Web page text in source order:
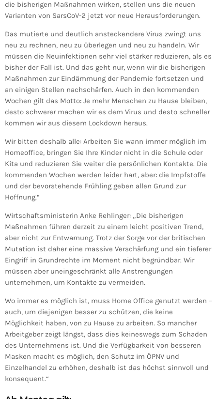
die bisherigen Maßnahmen wirken, stellen uns die neuen
Varianten von SarsCoV-2 jetzt vor neue Herausforderungen.
Das mutierte und deutlich ansteckendere Virus zwingt uns
neu zu rechnen, neu zu überlegen und neu zu handeln. Wir
müssen die Neuinfektionen sehr viel stärker reduzieren, als es
bisher der Fall ist. Und das geht nur, wenn wir die bisherigen
Maßnahmen zur Eindämmung der Pandemie fortsetzen und
an einigen Stellen nachschärfen. Auch in den kommenden
Wochen gilt das Motto: Je mehr Menschen zu Hause bleiben,
desto schwerer machen wir es dem Virus und desto schneller
kommen wir aus diesem Lockdown heraus.
Wir bitten deshalb alle: Arbeiten Sie wann immer möglich im
Homeoffice, bringen Sie Ihre Kinder nicht in die Schule oder
Kita und reduzieren Sie weiter die persönlichen Kontakte. Die
kommenden Wochen werden leider hart, aber: die Impfstoffe
und der bevorstehende Frühling geben allen Grund zur
Hoffnung.“
Wirtschaftsministerin Anke Rehlinger: „Die bisherigen
Maßnahmen führen derzeit zu einem leicht positiven Trend,
aber nicht zur Entwarnung. Trotz der Sorge vor der britischen
Mutation ist daher eine massive Verschärfung und ein tieferer
Eingriff in Grundrechte im Moment nicht begründbar. Wir
müssen aber uneingeschränkt alle Anstrengungen
unternehmen, um Kontakte zu vermeiden.
Wo immer es möglich ist, muss Home Office genutzt werden –
auch, um diejenigen besser zu schützen, die keine
Möglichkeit haben, von zu Hause zu arbeiten. So mancher
Arbeitgeber zeigt längst, dass dies keineswegs zum Schaden
des Unternehmens ist. Und die Verfügbarkeit von besseren
Masken macht es möglich, den Schutz im ÖPNV und
Einzelhandel zu erhöhen, deshalb ist das höchst sinnvoll und
konsequent.“